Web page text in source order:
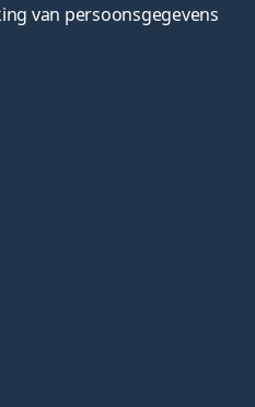
van persoonsgegevens